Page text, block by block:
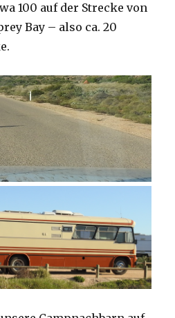
100 auf der Strecke von
Bay – also ca. 20